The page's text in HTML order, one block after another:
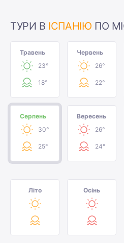
ТУРИ В ІСПАНІЮ ПО
Травень
23°
18°
Червень
26°
22°
Серпень
30°
25°
Вересень
26°
24°
Літо Осінь